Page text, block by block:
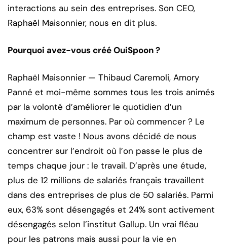
interactions au sein des entreprises. Son CEO,
Raphaël Maisonnier, nous en dit plus.
Pourquoi avez-vous créé OuiSpoon ?
Raphaël Maisonnier — Thibaud Caremoli, Amory
Panné et moi-même sommes tous les trois animés
par la volonté d’améliorer le quotidien d’un
maximum de personnes. Par où commencer ? Le
champ est vaste ! Nous avons décidé de nous
concentrer sur l’endroit où l’on passe le plus de
temps chaque jour : le travail. D’après une étude,
plus de 12 millions de salariés français travaillent
dans des entreprises de plus de 50 salariés. Parmi
eux, 63% sont désengagés et 24% sont activement
désengagés selon l’institut Gallup. Un vrai fléau
pour les patrons mais aussi pour la vie en